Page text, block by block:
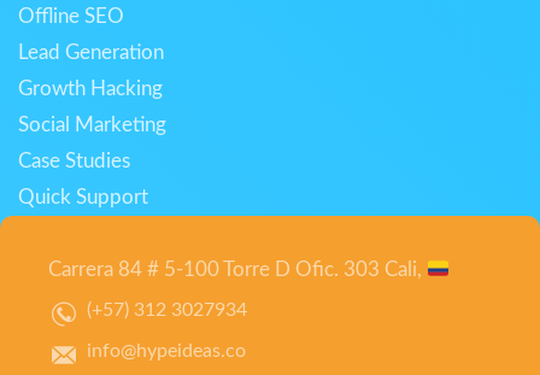
Offline SEO
Lead Generation
Growth Hacking
Social Marketing
Case Studies
Quick Support
Carrera 84 # 5-100 Torre D Ofic. 303 Cali,
(+57) 312 3027934
info@hypeideas.co